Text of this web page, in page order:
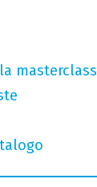
masterclass